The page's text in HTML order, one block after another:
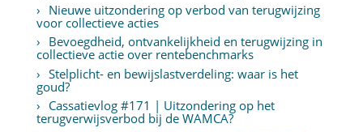
Nieuwe uitzondering op verbod van terugwijzing
voor collectieve acties
Bevoegdheid, ontvankelijkheid en terugwijzing in
collectieve actie over rentebenchmarks
Stelplicht- en bewijslastverdeling: waar is het
goud?
Cassatievlog #171 | Uitzondering op het
terugverwijsverbod bij de WAMCA?